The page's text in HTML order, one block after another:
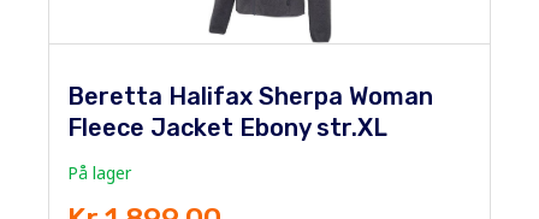
Beretta Halifax Sherpa Woman
Fleece Jacket Ebony str.XL
På lager